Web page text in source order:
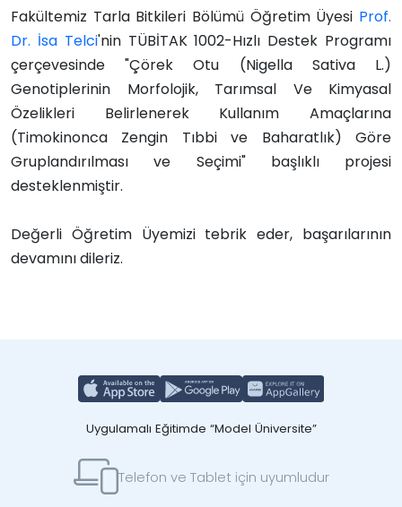
Fakültemiz Tarla Bitkileri Bölümü Öğretim Üyesi Prof.
Dr. İsa Telci'nin TÜBİTAK 1002-Hızlı Destek Programı
çerçevesinde "Çörek Otu (Nigella Sativa L.)
Genotiplerinin Morfolojik, Tarımsal Ve Kimyasal
Özelikleri Belirlenerek Kullanım Amaçlarına
(Timokinonca Zengin Tıbbi ve Baharatlık) Göre
Gruplandırılması ve Seçimi" başlıklı projesi
desteklenmiştir.
Değerli Öğretim Üyemizi tebrik eder, başarılarının
devamını dileriz.
Uygulamalı Eğitimde “Model Üniversite”
Telefon ve Tablet için uyumludur